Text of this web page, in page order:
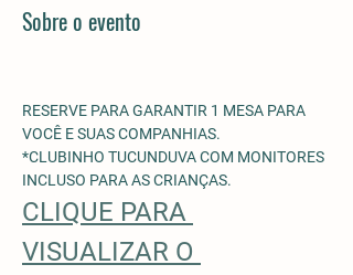
Sobre o evento
RESERVE PARA GARANTIR 1 MESA PARA
VOCÊ E SUAS COMPANHIAS.
*CLUBINHO TUCUNDUVA COM MONITORES
INCLUSO PARA AS CRIANÇAS.
CLIQUE PARA
VISUALIZAR O